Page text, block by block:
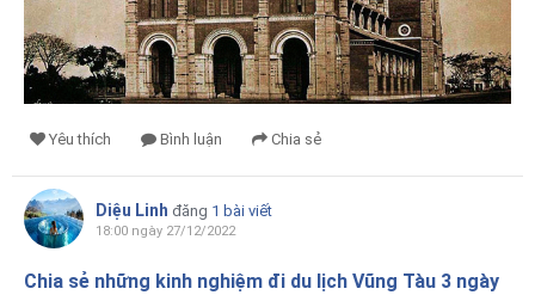
Yêu thích Bình luận Chia sẻ
Diệu Linh đăng 1 bài viết
18:00 ngày 27/12/2022
Chia sẻ những kinh nghiệm đi du lịch Vũng Tàu 3 ngày